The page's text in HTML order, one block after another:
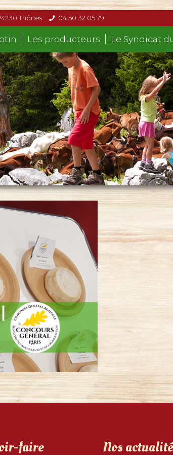
Thônes 04 50 32 05 79
Les producteurs Le Syndicat
faire Nos